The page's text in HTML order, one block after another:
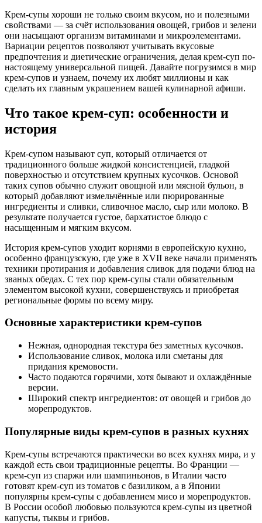
Крем-супы хороши не только своим вкусом, но и полезными
свойствами — за счёт использования овощей, грибов и зелени
они насыщают организм витаминами и микроэлементами.
Вариации рецептов позволяют учитывать вкусовые
предпочтения и диетические ограничения, делая крем-суп по-
настоящему универсальной пищей. Давайте погрузимся в мир
крем-супов и узнаем, почему их любят миллионы и как
сделать их главным украшением вашей кулинарной афиши.
Что такое крем-суп: особенности и
история
Крем-супом называют суп, который отличается от
традиционного больше жидкой консистенцией, гладкой
поверхностью и отсутствием крупных кусочков. Основой
таких супов обычно служит овощной или мясной бульон, в
который добавляют измельчённые или пюрированные
ингредиенты и сливки, сливочное масло, сыр или молоко. В
результате получается густое, бархатистое блюдо с
насыщенным и мягким вкусом.
История крем-супов уходит корнями в европейскую кухню,
особенно французскую, где уже в XVII веке начали применять
техники протирания и добавления сливок для подачи блюд на
званых обедах. С тех пор крем-супы стали обязательным
элементом высокой кухни, совершенствуясь и приобретая
региональные формы по всему миру.
Основные характеристики крем-супов
Нежная, однородная текстура без заметных кусочков.
Использование сливок, молока или сметаны для
придания кремовости.
Часто подаются горячими, хотя бывают и охлаждённые
версии.
Широкий спектр ингредиентов: от овощей и грибов до
морепродуктов.
Популярные виды крем-супов в разных кухнях
Крем-супы встречаются практически во всех кухнях мира, и у
каждой есть свои традиционные рецепты. Во Франции —
крем-суп из спаржи или шампиньонов, в Италии часто
готовят крем-суп из томатов с базиликом, а в Японии
популярны крем-супы с добавлением мисо и морепродуктов.
В России особой любовью пользуются крем-супы из цветной
капусты, тыквы и грибов.